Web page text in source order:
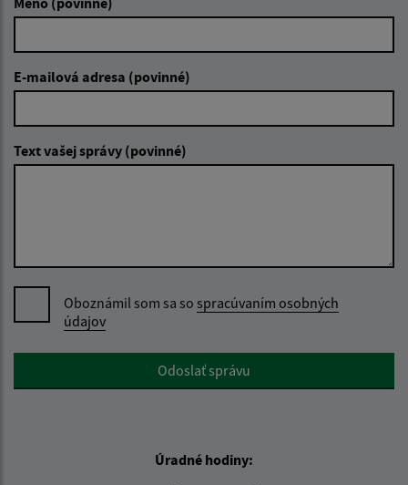
E-mailová adresa (povinné)
Text vašej správy (povinné)
Oboznámil som sa so spracúvaním osobných
údajov
Google reCaptcha ResponseOdoslať správu
Úradné hodiny: